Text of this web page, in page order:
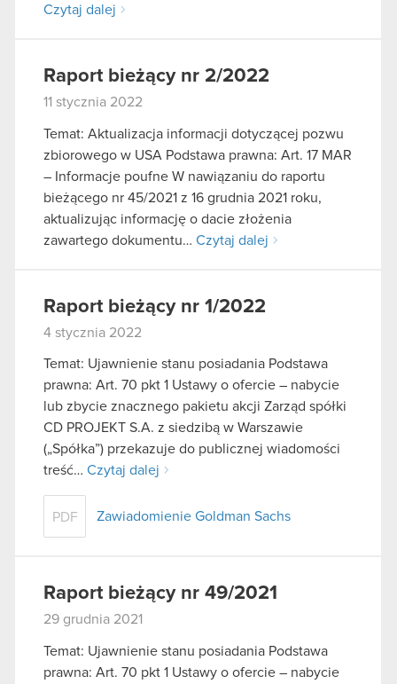
Czytaj dalej
Raport bieżący nr 2/2022
11 stycznia 2022
Temat: Aktualizacja informacji dotyczącej pozwu
zbiorowego w USA Podstawa prawna: Art. 17 MAR
– Informacje poufne W nawiązaniu do raportu
bieżącego nr 45/2021 z 16 grudnia 2021 roku,
aktualizując informację o dacie złożenia
zawartego dokumentu… Czytaj dalej
Raport bieżący nr 1/2022
4 stycznia 2022
Temat: Ujawnienie stanu posiadania Podstawa
prawna: Art. 70 pkt 1 Ustawy o ofercie – nabycie
lub zbycie znacznego pakietu akcji Zarząd spółki
CD PROJEKT S.A. z siedzibą w Warszawie
(„Spółka”) przekazuje do publicznej wiadomości
treść… Czytaj dalej
PDF Zawiadomienie Goldman Sachs
Raport bieżący nr 49/2021
29 grudnia 2021
Temat: Ujawnienie stanu posiadania Podstawa
prawna: Art. 70 pkt 1 Ustawy o ofercie – nabycie